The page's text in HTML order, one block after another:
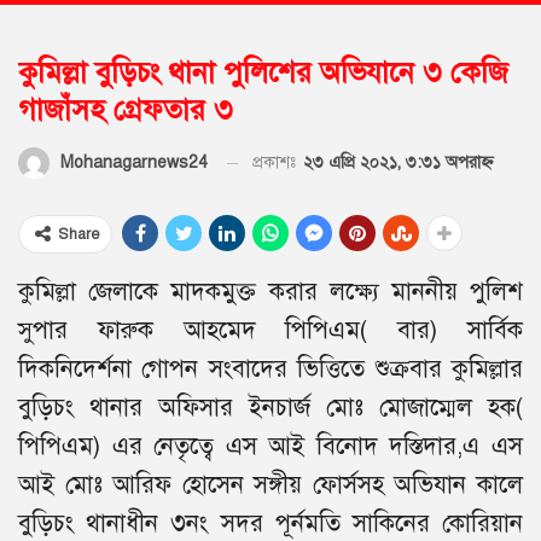
কুমিল্লা বুড়িচং থানা পুলিশের অভিযানে ৩ কেজি
গাজাঁসহ গ্রেফতার ৩
Mohanagarnews24 প্রকাশঃ ২৩ এপ্রি ২০২১, ৩:৩১ অপরাহ্ণ
Share
কুমিল্লা জেলাকে মাদকমুক্ত করার লক্ষ্যে মাননীয় পুলিশ
সুপার ফারুক আহমেদ পিপিএম( বার) সার্বিক
দিকনিদের্শনা গোপন সংবাদের ভিত্তিতে শুক্রবার কুমিল্লার
বুড়িচং থানার অফিসার ইনচার্জ মোঃ মোজাম্মেল হক(
পিপিএম) এর নেতৃত্বে এস আই বিনোদ দস্তিদার,এ এস
আই মোঃ আরিফ হোসেন সঙ্গীয় ফোর্সসহ অভিযান কালে
বুড়িচং থানাধীন ৩নং সদর পূর্নমতি সাকিনের কোরিয়ান